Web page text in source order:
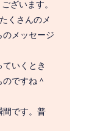
ざいます。
くさんのメ
のメッセージ
いくとき
ですね＾
間です。普